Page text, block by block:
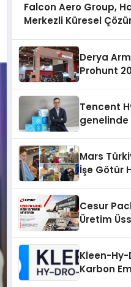
Falcon Aero Group,
Merkezli Küresel
Derya
Prohunt
Tencent
genelinde
Mars
İşe Götür
Cesur
Üretim
Kleen-Hy-
Karbon